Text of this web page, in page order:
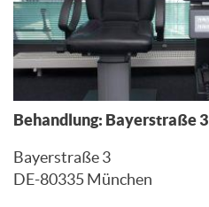
Behandlung: Bayerstraße 3
Bayerstraße 3
DE-80335 München